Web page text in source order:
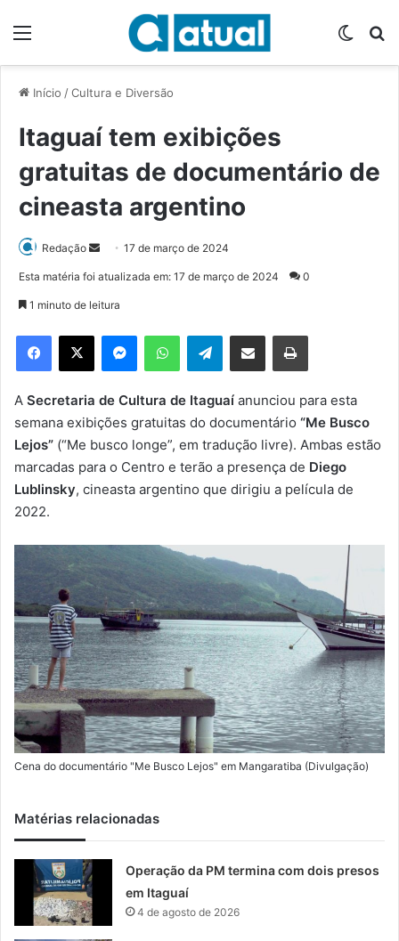
Início /Cultura e Diversão
Itaguaí tem exibições
gratuitas de documentário de
cineasta argentino
Redação
d
e
m
e
-
m
a
17 de março de 2024
Esta matéria foi atualizada em: 17 de março de 2024 0
1 minuto de leitura
Telegram
A Secretaria de Cultura de Itaguaí anunciou para esta
semana exibições gratuitas do documentário “Me Busco
Lejos” (“Me busco longe”, em tradução livre). Ambas estão
marcadas para o Centro e terão a presença de Diego
Lublinsky, cineasta argentino que dirigiu a película de
2022.
Cena do documentário "Me Busco Lejos" em Mangaratiba (Divulgação)
Matérias relacionadas
Operação da PM termina com dois presos
em Itaguaí
4 de agosto de 2026